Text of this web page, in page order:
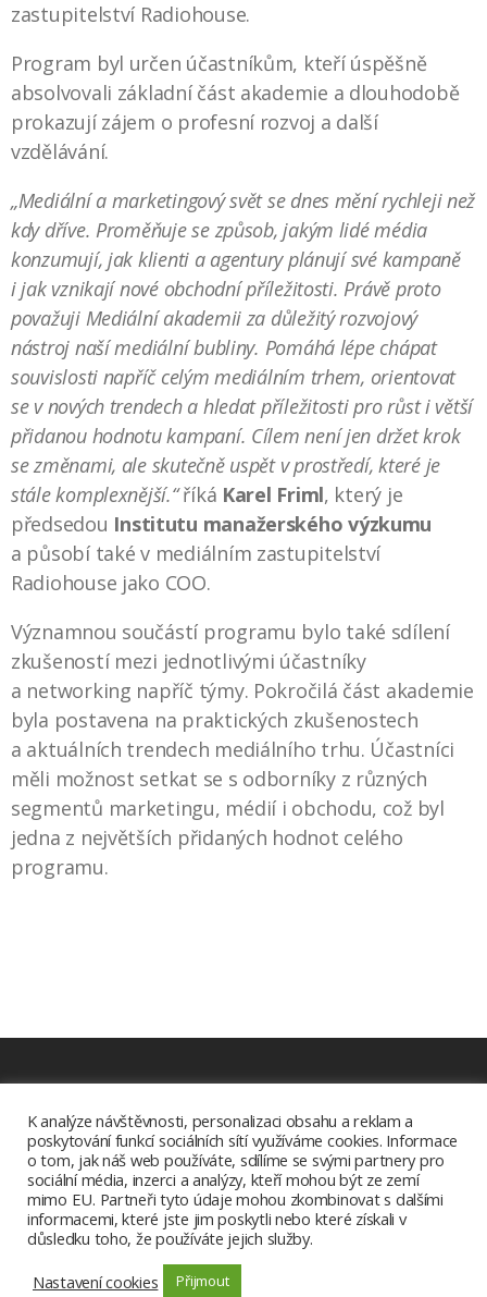
zastupitelství Radiohouse.
Program byl určen účastníkům, kteří úspěšně
absolvovali základní část akademie a dlouhodobě
prokazují zájem o profesní rozvoj a další
vzdělávání.
„Mediální a marketingový svět se dnes mění rychleji než
kdy dříve. Proměňuje se způsob, jakým lidé média
konzumují, jak klienti a agentury plánují své kampaně
i jak vznikají nové obchodní příležitosti. Právě proto
považuji Mediální akademii za důležitý rozvojový
nástroj naší mediální bubliny. Pomáhá lépe chápat
souvislosti napříč celým mediálním trhem, orientovat
se v nových trendech a hledat příležitosti pro růst i větší
přidanou hodnotu kampaní. Cílem není jen držet krok
se změnami, ale skutečně uspět v prostředí, které je
stále komplexnější.“říká Karel Friml, který je
předsedou Institutu manažerského výzkumu
a působí také v mediálním zastupitelství
Radiohouse jako COO.
Významnou součástí programu bylo také sdílení
zkušeností mezi jednotlivými účastníky
a networking napříč týmy. Pokročilá část akademie
byla postavena na praktických zkušenostech
a aktuálních trendech mediálního trhu. Účastníci
měli možnost setkat se s odborníky z různých
segmentů marketingu, médií i obchodu, což byl
jedna z největších přidaných hodnot celého
programu.
Aplikace Radia.cz
Copyright © 2026 |
Radiohouse s.r.o. |Spravovat cookies|Všeobecné obchodní
K analýze návštěvnosti, personalizaci obsahu a reklam a
poskytování funkcí sociálních sítí využíváme cookies. Informace
o tom, jak náš web používáte, sdílíme se svými partnery pro
sociální média, inzerci a analýzy, kteří mohou být ze zemí
mimo EU. Partneři tyto údaje mohou zkombinovat s dalšími
informacemi, které jste jim poskytli nebo které získali v
důsledku toho, že používáte jejich služby.
Nastavení cookies
Přijmout